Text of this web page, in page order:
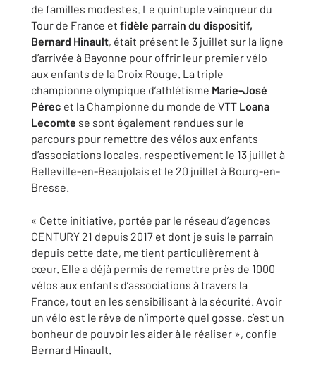
de familles modestes. Le quintuple vainqueur du
Tour de France et fidèle parrain du dispositif,
Bernard Hinault, était présent le 3 juillet sur la ligne
d’arrivée à Bayonne pour offrir leur premier vélo
aux enfants de la Croix Rouge. La triple
championne olympique d’athlétisme Marie-José
Pérec et la Championne du monde de VTT Loana
Lecomte se sont également rendues sur le
parcours pour remettre des vélos aux enfants
d’associations locales, respectivement le 13 juillet à
Belleville-en-Beaujolais et le 20 juillet à Bourg-en-
Bresse.
« Cette initiative, portée par le réseau d’agences
CENTURY 21 depuis 2017 et dont je suis le parrain
depuis cette date, me tient particulièrement à
cœur. Elle a déjà permis de remettre près de 1000
vélos aux enfants d’associations à travers la
France, tout en les sensibilisant à la sécurité. Avoir
un vélo est le rêve de n’importe quel gosse, c’est un
bonheur de pouvoir les aider à le réaliser », confie
Bernard Hinault.